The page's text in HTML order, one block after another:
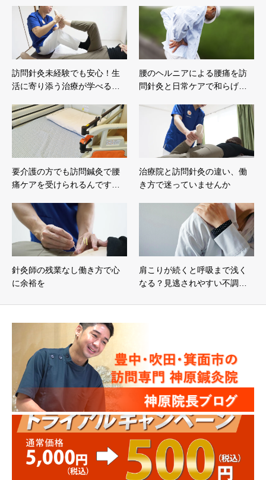
訪問針灸未経験でも安心！生
活に寄り添う治療が学べる…
腰のヘルニアによる腰痛を訪
問針灸と日常ケアで和らげ…
要介護の方でも訪問鍼灸で腰
痛ケアを受けられるんです…
治療院と訪問針灸の違い、働
き方で迷っていませんか
針灸師の残業なし働き方で心
に余裕を
肩こりが続くと呼吸まで浅く
なる？見逃されやすい不調…